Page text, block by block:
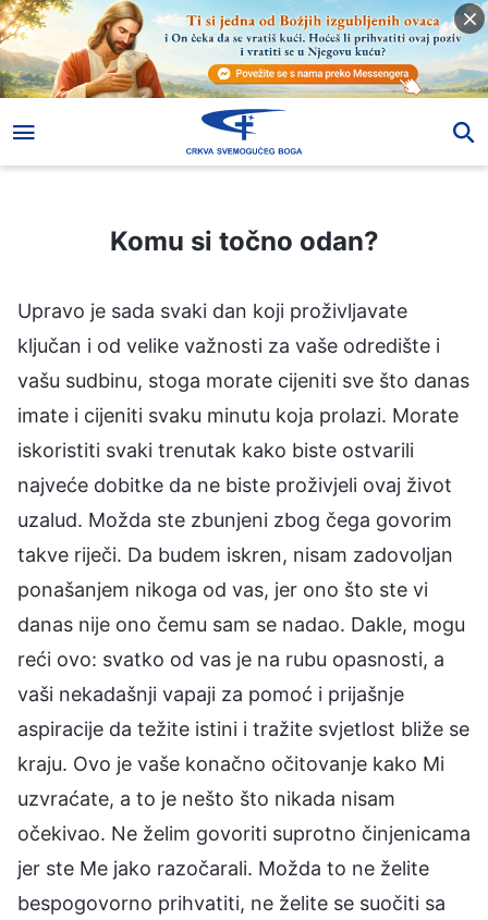
Komu si točno odan?
Upravo je sada svaki dan koji proživljavate
ključan i od velike važnosti za vaše odredište i
vašu sudbinu, stoga morate cijeniti sve što danas
imate i cijeniti svaku minutu koja prolazi. Morate
iskoristiti svaki trenutak kako biste ostvarili
najveće dobitke da ne biste proživjeli ovaj život
uzalud. Možda ste zbunjeni zbog čega govorim
takve riječi. Da budem iskren, nisam zadovoljan
ponašanjem nikoga od vas, jer ono što ste vi
danas nije ono čemu sam se nadao. Dakle, mogu
reći ovo: svatko od vas je na rubu opasnosti, a
vaši nekadašnji vapaji za pomoć i prijašnje
aspiracije da težite istini i tražite svjetlost bliže se
kraju. Ovo je vaše konačno očitovanje kako Mi
uzvraćate, a to je nešto što nikada nisam
očekivao. Ne želim govoriti suprotno činjenicama
jer ste Me jako razočarali. Možda to ne želite
bespogovorno prihvatiti, ne želite se suočiti sa